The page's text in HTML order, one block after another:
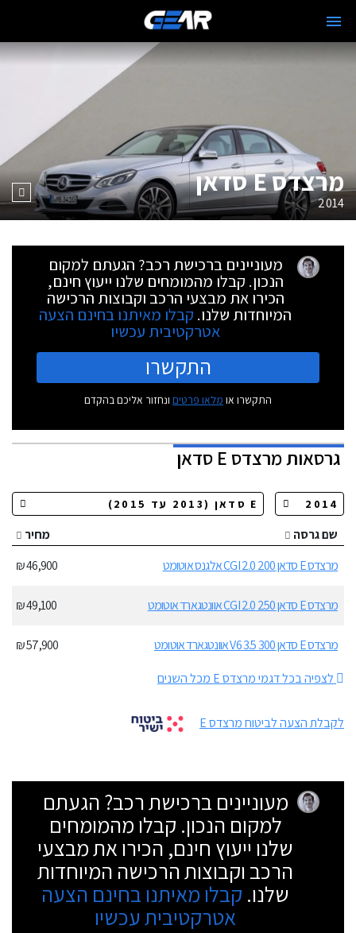
מרצדס E סדאן
2014
מעוניינים ברכישת רכב? הגעתם למקום
הנכון. קבלו מהמומחים שלנו ייעוץ חינם,
הכירו את מבצעי הרכב וקבוצות הרכישה
המיוחדות שלנו. קבלו מאיתנו בחינם הצעה
אטרקטיבית עכשיו
התקשרו
התקשרו או מלאו פרטים ונחזור אליכם בהקדם
גרסאותמרצדס E סדאן
שם גרסה
מחיר
מרצדס E סדאן 200 2.0 CGI אלגנס אוטומט
46,900 ₪
מרצדס E סדאן 250 2.0 CGI אוונטגארד אוטומט 49,100 ₪
מרצדס E סדאן 300 3.5 V6 אוונטגארד אוטומט
57,900 ₪
לצפיה בכל דגמי מרצדס E מכל השנים
לקבלת הצעה לביטוח מרצדס E
מעוניינים ברכישת רכב? הגעתם
למקום הנכון. קבלו מהמומחים
שלנו ייעוץ חינם, הכירו את מבצעי
הרכב וקבוצות הרכישה המיוחדות
שלנו. קבלו מאיתנו בחינם הצעה
אטרקטיבית עכשיו